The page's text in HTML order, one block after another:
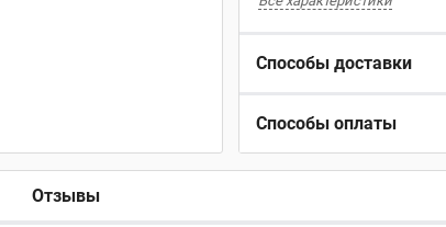
Способы доставки
Способы оплаты
Отзывы